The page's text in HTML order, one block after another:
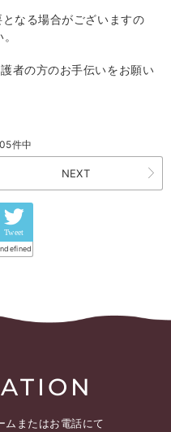
なる場合がございますの
者の方のお手伝いをお願い
件中
NEXT
Tweet
ムまたはお電話にて